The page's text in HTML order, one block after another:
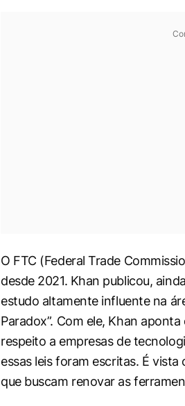
O FTC (Federal Trade
desde 2021. Khan publicou,
estudo altamente influente na
Paradox”. Com ele, Khan
respeito a empresas de
essas leis foram escritas. É
que buscam renovar as